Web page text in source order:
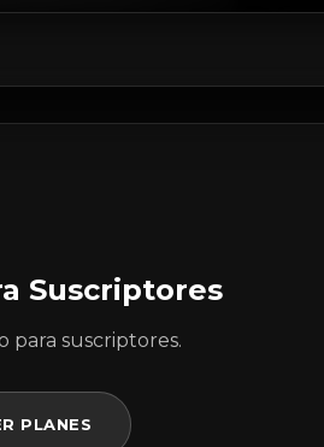
Suscriptores
para suscriptores.
PLANES